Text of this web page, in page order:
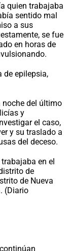
quien trabajaba
sentido mal
a sus
se fue
en horas de
de epilepsia,
noche del último
y
el caso,
y su traslado a
del deceso.
en el
de
de Nueva
(Diario